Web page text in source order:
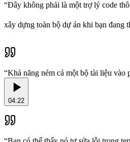
“Đây không phải là một trợ lý code
xây dựng toàn bộ dự án khi bạn đang
“Khả năng ném cả một bộ tài liệu vào
04:22